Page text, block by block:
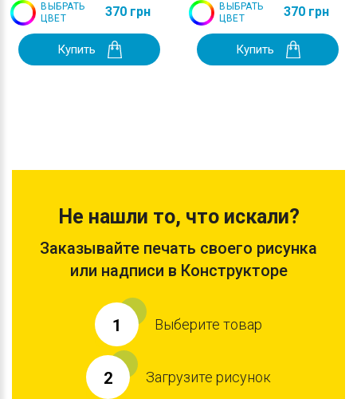
ВЫБРАТЬ
ЦВЕТ
370 грн
Купить
ВЫБРАТЬ
ЦВЕТ
370 грн
Купить
Не нашли то, что искали?
Заказывайте печать своего рисунка
или надписи в Конструкторе
1 Выберите товар
2 Загрузите рисунок